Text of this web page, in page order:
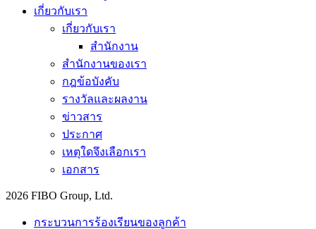
เกี่ยวกับเรา
เกี่ยวกับเรา
สำนักงาน
สำนักงานของเรา
กฎข้อบังคับ
รางวัลและผลงาน
ข่าวสาร
ประกาศ
เหตุใดจึงเลือกเรา
เอกสาร
2026 FIBO Group, Ltd.
กระบวนการร้องเรียนของลูกค้า